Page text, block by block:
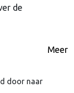
de
Meer
door naar